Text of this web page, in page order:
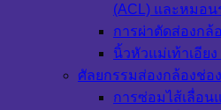
(ACL) และหมอน
การผ่าตัดส่องกล้
นิ้วหัวแม่เท้าเอีย
ศัลยกรรมส่องกล้องช่อ
การซ่อมไส้เลื่อน